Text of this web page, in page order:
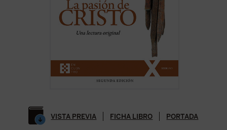
VISTA PREVIA FICHA LIBRO PORTADA